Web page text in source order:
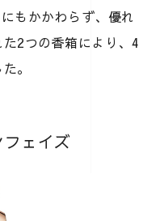
もかかわらず、優れ
2つの香箱により、4
。
ェイズ